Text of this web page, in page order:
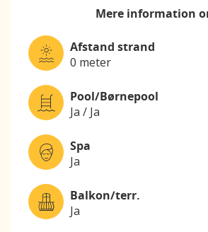
Mere information
Afstand strand
0 meter
Pool/Børnepool
Ja / Ja
Spa
Ja
Balkon/terr.
Ja